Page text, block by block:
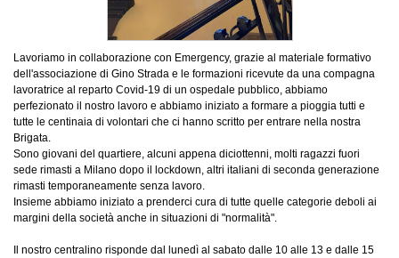
Lavoriamo in collaborazione con Emergency, grazie al materiale formativo
dell'associazione di Gino Strada e le formazioni ricevute da una compagna
lavoratrice al reparto Covid-19 di un ospedale pubblico, abbiamo
perfezionato il nostro lavoro e abbiamo iniziato a formare a pioggia tutti e
tutte le centinaia di volontari che ci hanno scritto per entrare nella nostra
Brigata.
Sono giovani del quartiere, alcuni appena diciottenni, molti ragazzi fuori
sede rimasti a Milano dopo il lockdown, altri italiani di seconda generazione
rimasti temporaneamente senza lavoro.
Insieme abbiamo iniziato a prenderci cura di tutte quelle categorie deboli ai
margini della società anche in situazioni di "normalità".
Il nostro centralino risponde dal lunedì al sabato dalle 10 alle 13 e dalle 15